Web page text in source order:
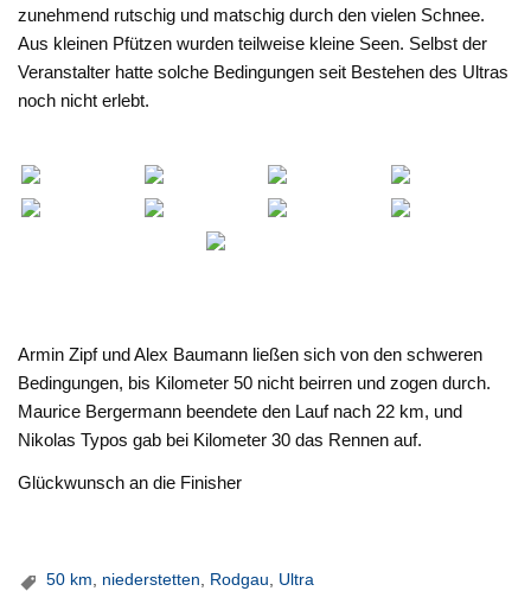
zunehmend rutschig und matschig durch den vielen Schnee.
Aus kleinen Pfützen wurden teilweise kleine Seen. Selbst der
Veranstalter hatte solche Bedingungen seit Bestehen des Ultras
noch nicht erlebt.
Armin Zipf und Alex Baumann ließen sich von den schweren
Bedingungen, bis Kilometer 50 nicht beirren und zogen durch.
Maurice Bergermann beendete den Lauf nach 22 km, und
Nikolas Typos gab bei Kilometer 30 das Rennen auf.
Glückwunsch an die Finisher
50 km, niederstetten, Rodgau, Ultra